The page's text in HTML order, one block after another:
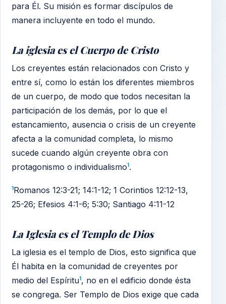
21. Obra y Fin de Satanás
22. El Retorno de Israel
23. El Mensaje de los Tres Ángeles
24. Las Siete Últimas Plagas
25. La Segunda Venida de Cristo
26. Resurrección y Castigo Eterno
27. El Reino de Dios
28. La Nueva Creación
para Él. Su misión es formar discípulos de
manera incluyente en todo el mundo.
La iglesia es el Cuerpo de Cristo
Los creyentes están relacionados con Cristo y
entre sí, como lo están los diferentes miembros
de un cuerpo, de modo que todos necesitan la
participación de los demás, por lo que el
estancamiento, ausencia o crisis de un creyente
afecta a la comunidad completa, lo mismo
sucede cuando algún creyente obra con
protagonismo o individualismo1.
1Romanos 12:3-21; 14:1-12; 1 Corintios 12:12-13,
25-26; Efesios 4:1-6; 5:30; Santiago 4:11-12
La Iglesia es el Templo de Dios
La iglesia es el templo de Dios, esto significa que
Él habita en la comunidad de creyentes por
medio del Espíritu1, no en el edificio donde ésta
se congrega. Ser Templo de Dios exige que cada